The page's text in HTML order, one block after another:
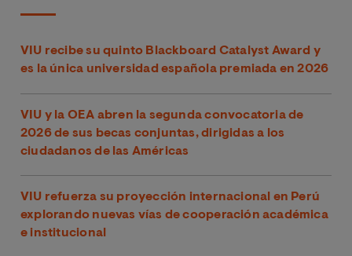
VIU recibe su quinto Blackboard Catalyst Award y
es la única universidad española premiada en 2026
VIU y la OEA abren la segunda convocatoria de
2026 de sus becas conjuntas, dirigidas a los
ciudadanos de las Américas
VIU refuerza su proyección internacional en Perú
explorando nuevas vías de cooperación académica
e institucional